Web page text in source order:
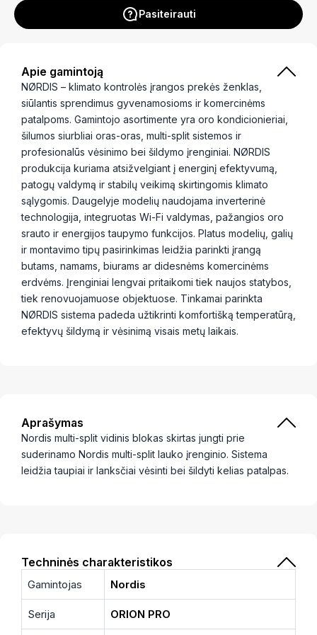
Pasiteirauti
Apie gamintoją
NØRDIS – klimato kontrolės įrangos prekės ženklas,
siūlantis sprendimus gyvenamosioms ir komercinėms
patalpoms. Gamintojo asortimente yra oro kondicionieriai,
šilumos siurbliai oras-oras, multi-split sistemos ir
profesionalūs vėsinimo bei šildymo įrenginiai. NØRDIS
produkcija kuriama atsižvelgiant į energinį efektyvumą,
patogų valdymą ir stabilų veikimą skirtingomis klimato
sąlygomis. Daugelyje modelių naudojama inverterinė
technologija, integruotas Wi-Fi valdymas, pažangios oro
srauto ir energijos taupymo funkcijos. Platus modelių, galių
ir montavimo tipų pasirinkimas leidžia parinkti įrangą
butams, namams, biurams ar didesnėms komercinėms
erdvėms. Įrenginiai lengvai pritaikomi tiek naujos statybos,
tiek renovuojamuose objektuose. Tinkamai parinkta
NØRDIS sistema padeda užtikrinti komfortišką temperatūrą,
efektyvų šildymą ir vėsinimą visais metų laikais.
Aprašymas
Nordis multi-split vidinis blokas skirtas jungti prie
suderinamo Nordis multi-split lauko įrenginio. Sistema
leidžia taupiai ir lanksčiai vėsinti bei šildyti kelias patalpas.
Techninės charakteristikos
Gamintojas Nordis
Serija ORION PRO